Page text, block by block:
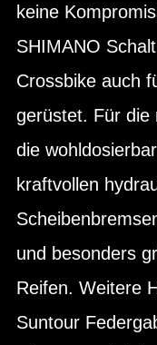
keine
SHIMANO
Crossbike auch
gerüstet. Für die
die
kraftvollen
und besonders
Reifen. Weitere
Suntour